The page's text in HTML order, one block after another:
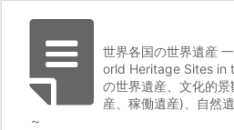
世界各国の世界遺産
orld Heritage Sites in
の世界遺産、文化的
産、稼働遺産)、自然
～